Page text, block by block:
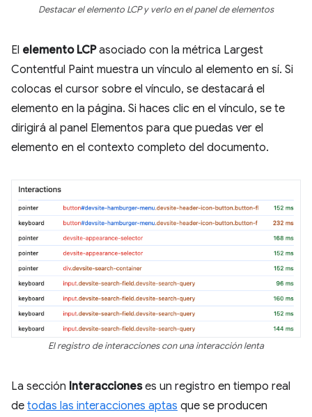
Destacar el elemento LCP y verlo en el panel de elementos
El elemento LCPasociado con la métrica Largest
Contentful Paint muestra un vínculo al elemento en sí. Si
colocas el cursor sobre el vínculo, se destacará el
elemento en la página. Si haces clic en el vínculo, se te
dirigirá al panel Elementos para que puedas ver el
elemento en el contexto completo del documento.
El registro de interacciones con una interacción lenta
La sección Interaccioneses un registro en tiempo real
de todas las interacciones aptas que se producen